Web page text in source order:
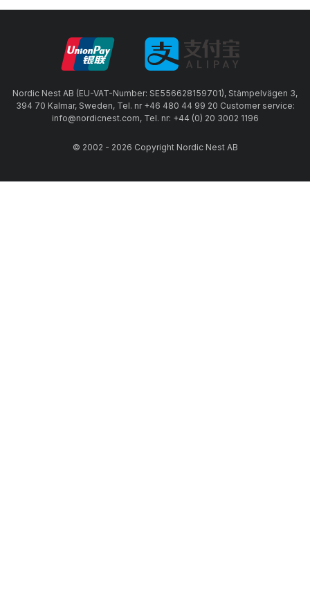
Nordic Nest AB (EU-VAT-Number: SE556628159701), Stämpelvägen 3,
394 70 Kalmar, Sweden, Tel. nr +46 480 44 99 20 Customer service:
info@nordicnest.com, Tel. nr: +44 (0) 20 3002 1196
© 2002 - 2026 Copyright Nordic Nest AB